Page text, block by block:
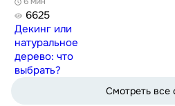
6625
Декинг или
натуральное
дерево: что
выбрать?
Смотреть все